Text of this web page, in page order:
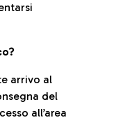
arrivo al
del
all’area